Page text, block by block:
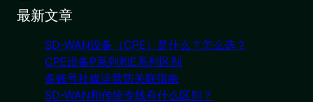
最新文章
SD-WAN设备（CPE）是什么？怎么选？
CPE设备P系列和E系列区别
多账号社媒运营防关联指南
SD-WAN和传统专线有什么区别？